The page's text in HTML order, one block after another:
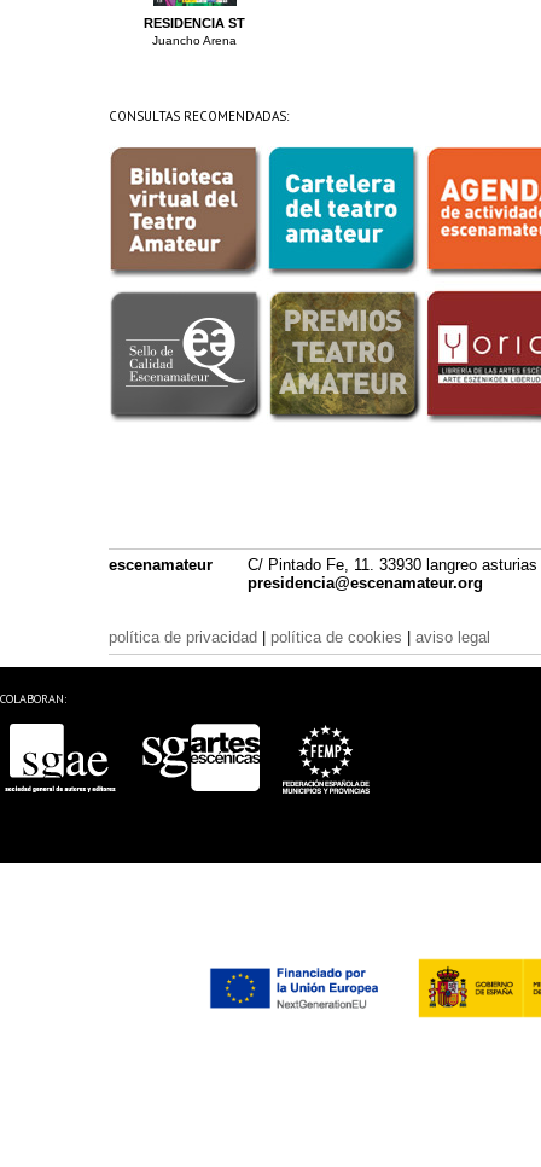
RESIDENCIA ST
Juancho Arena
CONSULTAS RECOMENDADAS:
escenamateur
C/ Pintado Fe, 11. 33930 langreo asturias
presidencia@escenamateur.org
política de privacidad política de cookies aviso legal
COLABORAN: